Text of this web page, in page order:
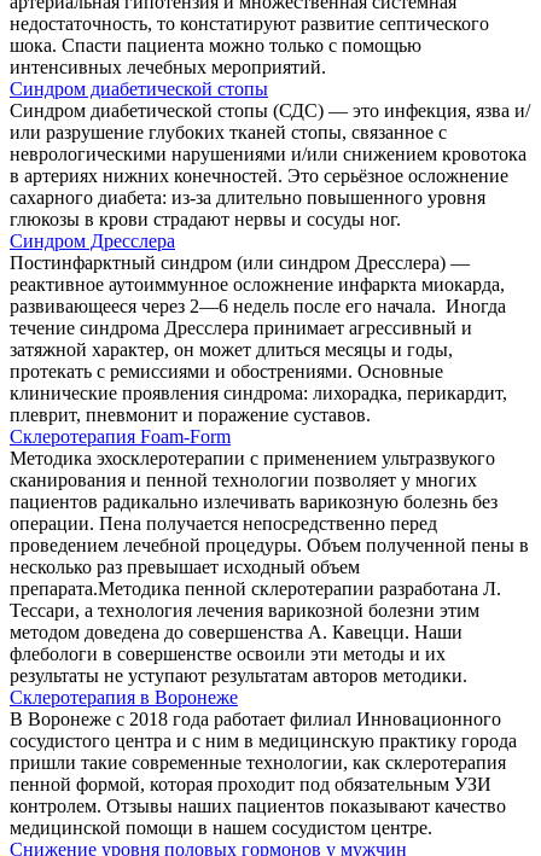
недостаточность, то констатируют развитие септического
шока. Спасти пациента можно только с помощью
интенсивных лечебных мероприятий.
Синдром диабетической стопы
Синдром диабетической стопы (СДС) — это инфекция, язва и/
или разрушение глубоких тканей стопы, связанное с
неврологическими нарушениями и/или снижением кровотока
в артериях нижних конечностей. Это серьёзное осложнение
сахарного диабета: из‑за длительно повышенного уровня
глюкозы в крови страдают нервы и сосуды ног.
Синдром Дресслера
Постинфарктный синдром (или синдром Дресслера) —
реактивное аутоиммунное осложнение инфаркта миокарда,
развивающееся через 2—6 недель после его начала. Иногда
течение синдрома Дресслера принимает агрессивный и
затяжной характер, он может длиться месяцы и годы,
протекать с ремиссиями и обострениями. Основные
клинические проявления синдрома: лихорадка, перикардит,
плеврит, пневмонит и поражение суставов.
Склеротерапия Foam-Form
Методика эхосклеротерапии с применением ультразвукого
сканирования и пенной технологии позволяет у многих
пациентов радикально излечивать варикозную болезнь без
операции. Пена получается непосредственно перед
проведением лечебной процедуры. Объем полученной пены в
несколько раз превышает исходный объем
препарата.Методика пенной склеротерапии разработана Л.
Тессари, а технология лечения варикозной болезни этим
методом доведена до совершенства А. Кавецци. Наши
флебологи в совершенстве освоили эти методы и их
результаты не уступают результатам авторов методики.
Склеротерапия в Воронеже
В Воронеже с 2018 года работает филиал Инновационного
сосудистого центра и с ним в медицинскую практику города
пришли такие современные технологии, как склеротерапия
пенной формой, которая проходит под обязательным УЗИ
контролем. Отзывы наших пациентов показывают качество
медицинской помощи в нашем сосудистом центре.
Снижение уровня половых гормонов у мужчин